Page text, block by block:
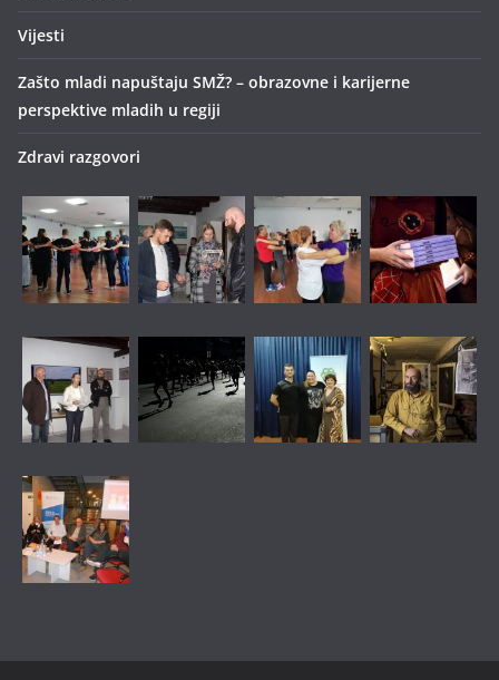
Vijesti
Zašto mladi napuštaju SMŽ? – obrazovne i karijerne
perspektive mladih u regiji
Zdravi razgovori